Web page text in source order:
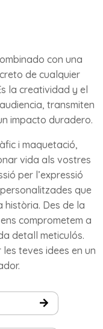
con una
de cualquier
la creatividad y el
transmiten
impacto duradero.
i maquetació,
vida als vostres
per l’expressió
que
història. Des de la
comprometem a
detall meticulós.
teves idees en un